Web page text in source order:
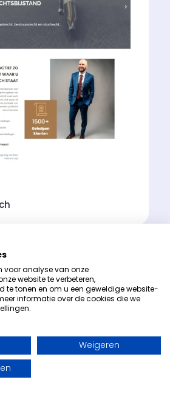
voor analyse van onze
website te verbeteren,
te tonen en om u een geweldige website-
informatie over de cookies die we
Weigeren